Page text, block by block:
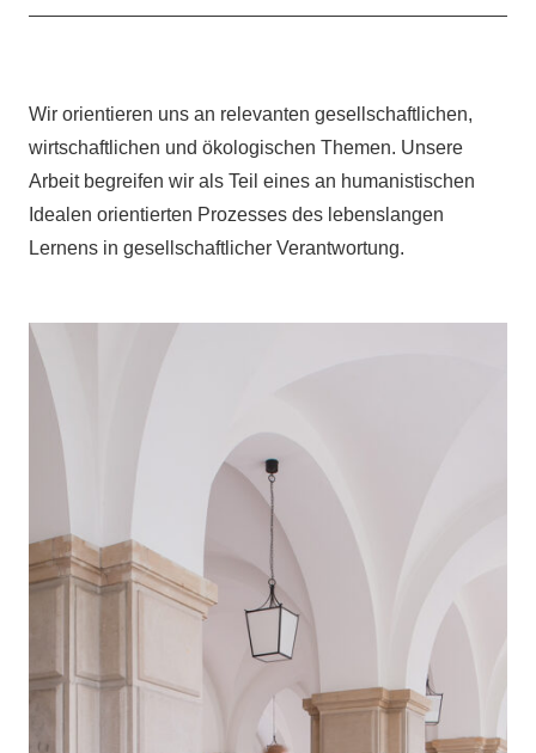
Wir orientieren uns an relevanten gesellschaftlichen,
wirtschaftlichen und ökologischen Themen. Unsere
Arbeit begreifen wir als Teil eines an humanistischen
Idealen orientierten Prozesses des lebenslangen
Lernens in gesellschaftlicher Verantwortung.